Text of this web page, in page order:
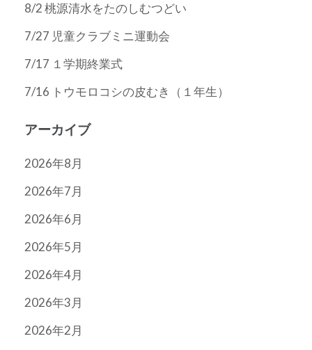
8/2 桃源清水をたのしむつどい
7/27 児童クラブミニ運動会
7/17 １学期終業式
7/16 トウモロコシの皮むき（１年生）
アーカイブ
2026年8月
2026年7月
2026年6月
2026年5月
2026年4月
2026年3月
2026年2月